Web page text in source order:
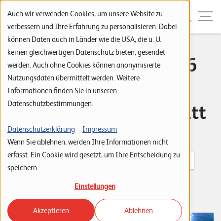
Auch wir verwenden Cookies, um unsere Website zu
verbessern und Ihre Erfahrung zu personalisieren. Dabei
können Daten auch in Länder wie die USA, die u. U.
keinen gleichwertigen Datenschutz bieten, gesendet
werden. Auch ohne Cookies können anonymisierte
Nutzungsdaten übermittelt werden. Weitere
Informationen finden Sie in unseren
Datenschutzbestimmungen.
Datenschutzerklärung
Impressum
Wenn Sie ablehnen, werden Ihre Informationen nicht
erfasst. Ein Cookie wird gesetzt, um Ihre Entscheidung zu
speichern.
Einstellungen
Akzeptieren Ablehnen
Zur Navigation
Zur Suche
Zum Inhalt
Menu
S
t
a
e
i
P
Tippspiel zur EM 2016
mit Ihren Kunden -
Jetzt Frühbucherrabatt
sichern!
Tags: News Software Engineering & Apps
Tippspiel
14. Oktober 2015